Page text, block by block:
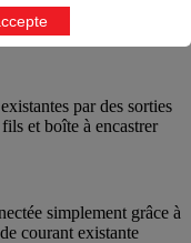
par des sorties
et boîte à encastrer
simplement grâce à
courant existante